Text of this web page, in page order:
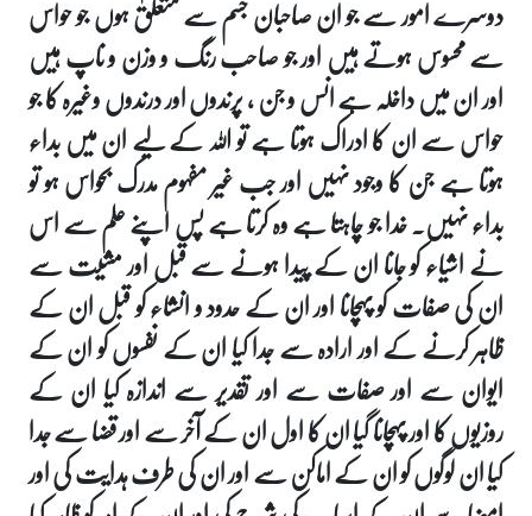
دوسرے امور سے جو ان صاحبان جسم سے متعلق ہوں جو حواس
سے محسوس ہوتے ہیں اور جو صاحب رنگ و وزن و ناپ ہیں
اور ان میں داخلہ ہے انس و جن ، پرندوں اور درندوں وغیرہ کا جو
حواس سے ان کا ادراک ہوتا ہے تو اللہ کے لیے ان میں بداء
ہوتا ہے جن کا وجود نہیں اور جب غیر مفہوم مدرک بحواس ہو تو
بداء نہیں۔ خدا جو چاہتا ہے وہ کرتا ہے پس اپنے علم سے اس
نے اشیاء کو جانا ان کے پیدا ہونے سے قبل اور مشیت سے
ان کی صفات کو پہچانا اور ان کے حدود و انشاء کو قبل ان کے
ظاہر کرنے کے اور ارادہ سے جدا کیا ان کے نفسوں کو ان کے
ایوان سے اور صفات سے اور تقدیر سے اندازہ کیا ان کے
روزیوں کا اور پہچانا گیا ان کا اول ان کے آخر سے اور قضا سے جدا
کیا ان لوگوں کو ان کے اماکن سے اور ان کی طرف ہدایت کی اور